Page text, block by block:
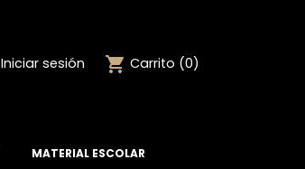
Iniciar sesión shopping_cart Carrito (0)
MATERIAL ESCOLAR